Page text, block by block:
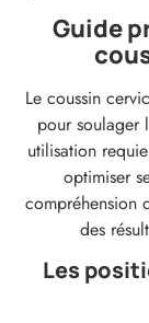
Guide
Le coussin
pour soulager
utilisation
optimiser
compréhension
des
Les